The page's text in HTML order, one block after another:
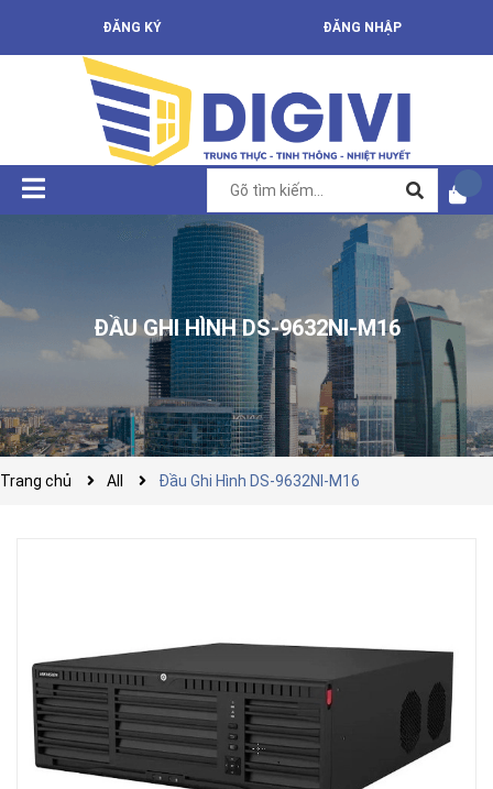
ĐĂNG KÝ ĐĂNG NHẬP
ĐẦU GHI HÌNH DS-9632NI-M16
Trang chủ All Đầu Ghi Hình DS-9632NI-M16